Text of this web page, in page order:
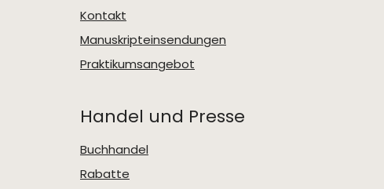
Kontakt
Manuskripteinsendungen
Praktikumsangebot
Handel und Presse
Buchhandel
Rabatte